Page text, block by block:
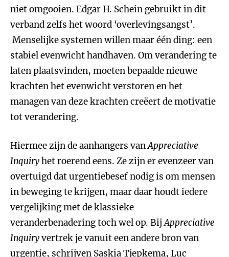
niet omgooien. Edgar H. Schein gebruikt in dit
verband zelfs het woord ‘overlevingsangst’.
Menselijke systemen willen maar één ding: een
stabiel evenwicht handhaven. Om verandering te
laten plaatsvinden, moeten bepaalde nieuwe
krachten het evenwicht verstoren en het
managen van deze krachten creëert de motivatie
tot verandering.
Hiermee zijn de aanhangers vanAppreciative
Inquiryhet roerend eens. Ze zijn er evenzeer van
overtuigd dat urgentiebesef nodig is om mensen
in beweging te krijgen, maar daar houdt iedere
vergelijking met de klassieke
veranderbenadering toch wel op. BijAppreciative
Inquiryvertrek je vanuit een andere bron van
urgentie, schrijven Saskia Tjepkema, Luc